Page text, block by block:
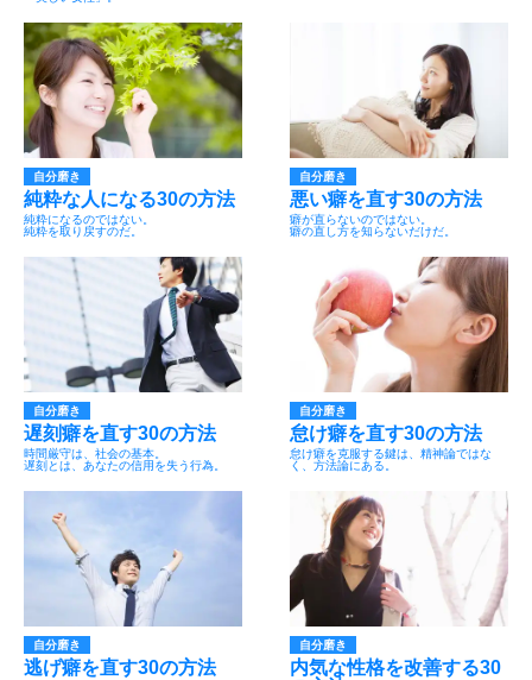
自分磨き
純粋な人になる30の方法
純粋になるのではない。
純粋を取り戻すのだ。
自分磨き
悪い癖を直す30の方法
癖が直らないのではない。
癖の直し方を知らないだけだ。
自分磨き
遅刻癖を直す30の方法
時間厳守は、社会の基本。
遅刻とは、あなたの信用を失う行為。
自分磨き
怠け癖を直す30の方法
怠け癖を克服する鍵は、精神論ではな
く、方法論にある。
自分磨き
逃げ癖を直す30の方法
自分磨き
内気な性格を改善する30